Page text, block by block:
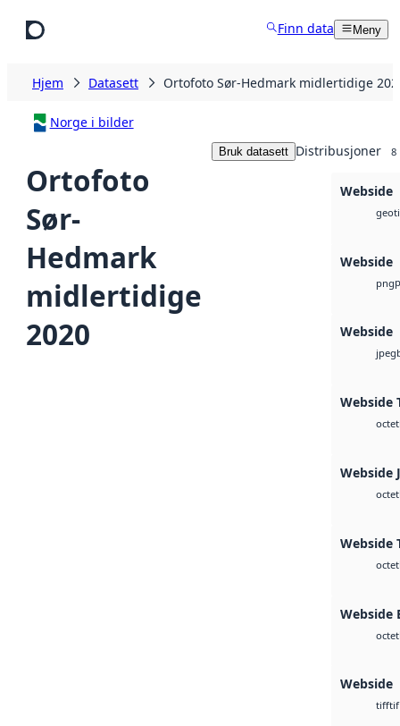
Finn data Meny
Hjem Datasett Ortofoto Sør-Hedmark midlertidige
Norge i bilder
Ortofoto
Sør-
Hedmark
midlertidige
2020
Bruk datasett Distribusjoner 8
Webside
Webside
png
Webside
jpeg
Webside
octet
Webside
octet
Webside
octet
Webside
octet
Webside
tifftif